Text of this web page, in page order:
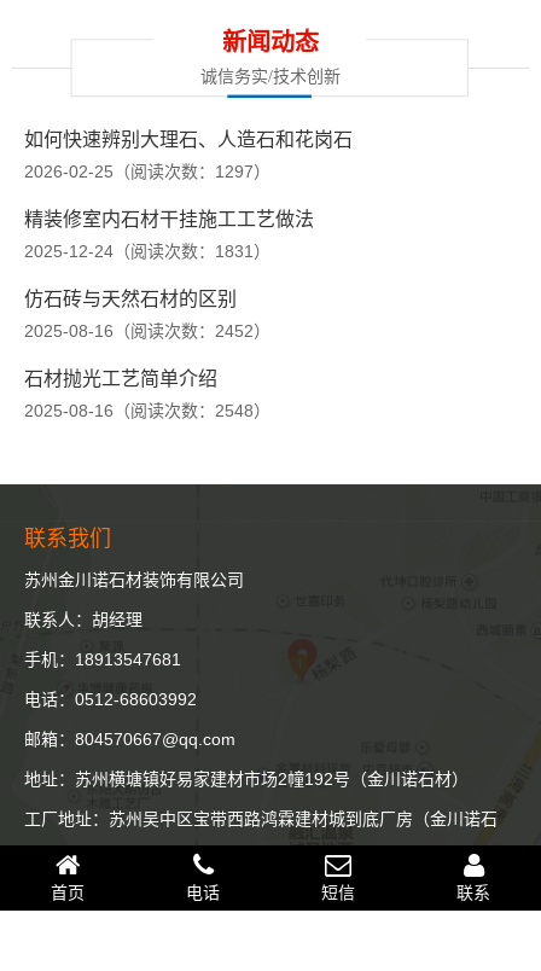
新闻动态
诚信务实/技术创新
如何快速辨别大理石、人造石和花岗石
2026-02-25（阅读次数：1297）
精装修室内石材干挂施工工艺做法
2025-12-24（阅读次数：1831）
仿石砖与天然石材的区别
2025-08-16（阅读次数：2452）
石材抛光工艺简单介绍
2025-08-16（阅读次数：2548）
联系我们
苏州金川诺石材装饰有限公司
联系人：胡经理
手机：18913547681
电话：0512-68603992
邮箱：804570667@qq.com
地址：苏州横塘镇好易家建材市场2幢192号（金川诺石材）
工厂地址：苏州吴中区宝带西路鸿霖建材城到底厂房（金川诺石
首页
电话 短信 联系